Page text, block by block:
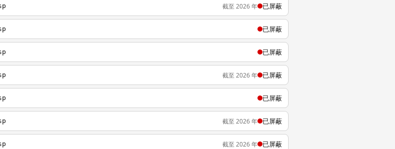
截至 2026 年 已屏蔽
已屏蔽
已屏蔽
截至 2026 年 已屏蔽
已屏蔽
截至 2026 年 已屏蔽
截至 2026 年 已屏蔽